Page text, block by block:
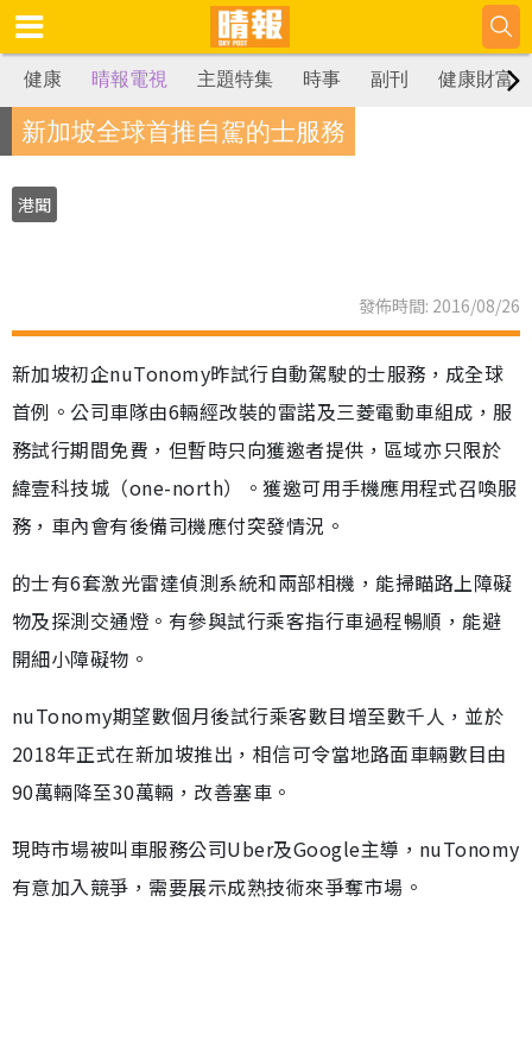
健康 晴報電視 主題特集 時事 副刊 健康財富
新加坡全球首推自駕的士服務
港聞
發佈時間: 2016/08/26
新加坡初企nuTonomy昨試行自動駕駛的士服務，成全球
首例。公司車隊由6輛經改裝的雷諾及三菱電動車組成，服
務試行期間免費，但暫時只向獲邀者提供，區域亦只限於
緯壹科技城（one-north）。獲邀可用手機應用程式召喚服
務，車內會有後備司機應付突發情況。
的士有6套激光雷達偵測系統和兩部相機，能掃瞄路上障礙
物及探測交通燈。有參與試行乘客指行車過程暢順，能避
開細小障礙物。
nuTonomy期望數個月後試行乘客數目增至數千人，並於
2018年正式在新加坡推出，相信可令當地路面車輛數目由
90萬輛降至30萬輛，改善塞車。
現時市場被叫車服務公司Uber及Google主導，nuTonomy
有意加入競爭，需要展示成熟技術來爭奪市場。